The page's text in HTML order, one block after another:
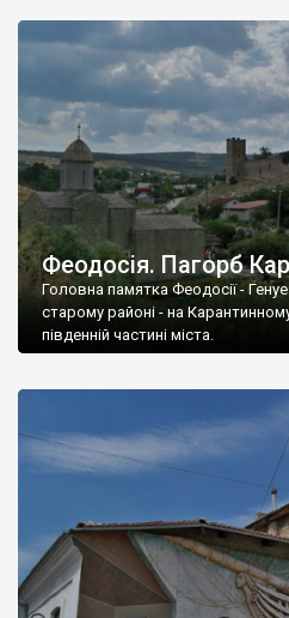
Феодосія. Пагорб
Головна памятка Феодосії -
старому районі - на
південній частині міста.